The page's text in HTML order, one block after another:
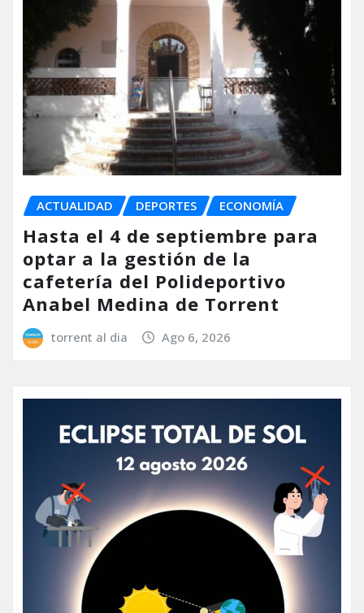
ACTUALIDAD DEPORTES ECONOMÍA
Hasta el 4 de septiembre para
optar a la gestión de la
cafetería del Polideportivo
Anabel Medina de Torrent
torrent al dia Ago 6, 2026